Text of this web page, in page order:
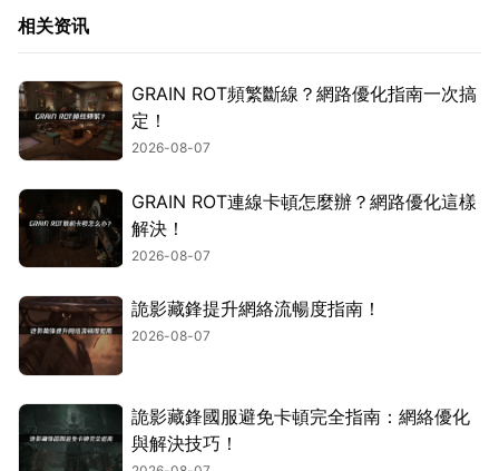
相关资讯
GRAIN ROT頻繁斷線？網路優化指南一次搞
定！
2026-08-07
GRAIN ROT連線卡頓怎麼辦？網路優化這樣
解決！
2026-08-07
詭影藏鋒提升網絡流暢度指南！
2026-08-07
詭影藏鋒國服避免卡頓完全指南：網絡優化
與解決技巧！